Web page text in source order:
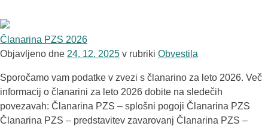
Članarina PZS 2026
Objavljeno dne 24. 12. 2025 v rubriki Obvestila
Sporočamo vam podatke v zvezi s članarino za leto 2026. Več
informacij o članarini za leto 2026 dobite na sledečih
povezavah: Članarina PZS – splošni pogoji Članarina PZS
Članarina PZS – predstavitev zavarovanj Članarina PZS –